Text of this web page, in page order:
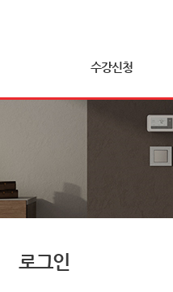
수강신청
로그인